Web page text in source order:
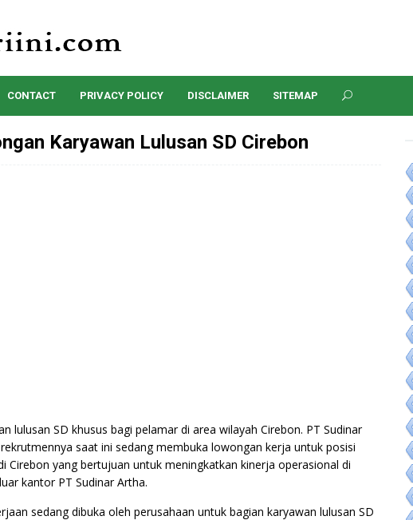
CONTACT PRIVACY POLICY DISCLAIMER SITEMAP
Karyawan Lulusan SD Cirebon
lulusan SD khusus bagi pelamar di area wilayah Cirebon. PT Sudinar
saat ini sedang membuka lowongan kerja untuk posisi
Cirebon yang bertujuan untuk meningkatkan kinerja operasional di
kantor PT Sudinar Artha.
sedang dibuka oleh perusahaan untuk bagian karyawan lulusan SD